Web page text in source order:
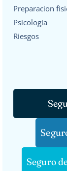
Preparacion
Psicología
Riesgos
Seguro